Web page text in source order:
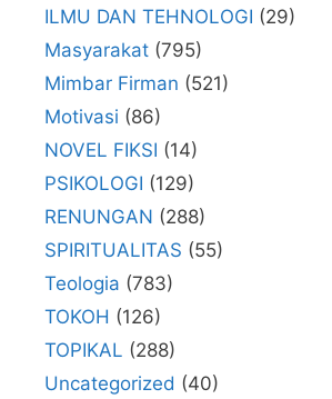
ILMU DAN TEHNOLOGI (29)
Masyarakat (795)
Mimbar Firman (521)
Motivasi (86)
NOVEL FIKSI (14)
PSIKOLOGI (129)
RENUNGAN (288)
SPIRITUALITAS (55)
Teologia (783)
TOKOH (126)
TOPIKAL (288)
Uncategorized (40)